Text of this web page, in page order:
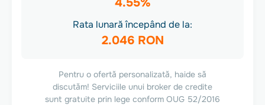
Rata lunară începând de la:
2.046 RON
Pentru o ofertă personalizată, haide să
discutăm! Serviciile unui broker de credite
sunt gratuite prin lege conform OUG 52/2016